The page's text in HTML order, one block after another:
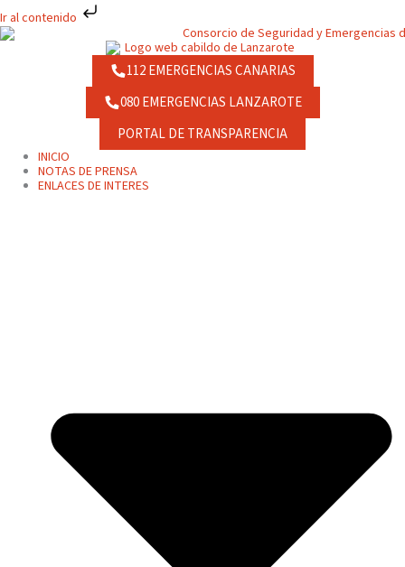
Ir al contenido
al
contenido
112 EMERGENCIAS CANARIAS
080 EMERGENCIAS LANZAROTE
PORTAL DE TRANSPARENCIA
INICIO
NOTAS DE PRENSA
ENLACES DE INTERES